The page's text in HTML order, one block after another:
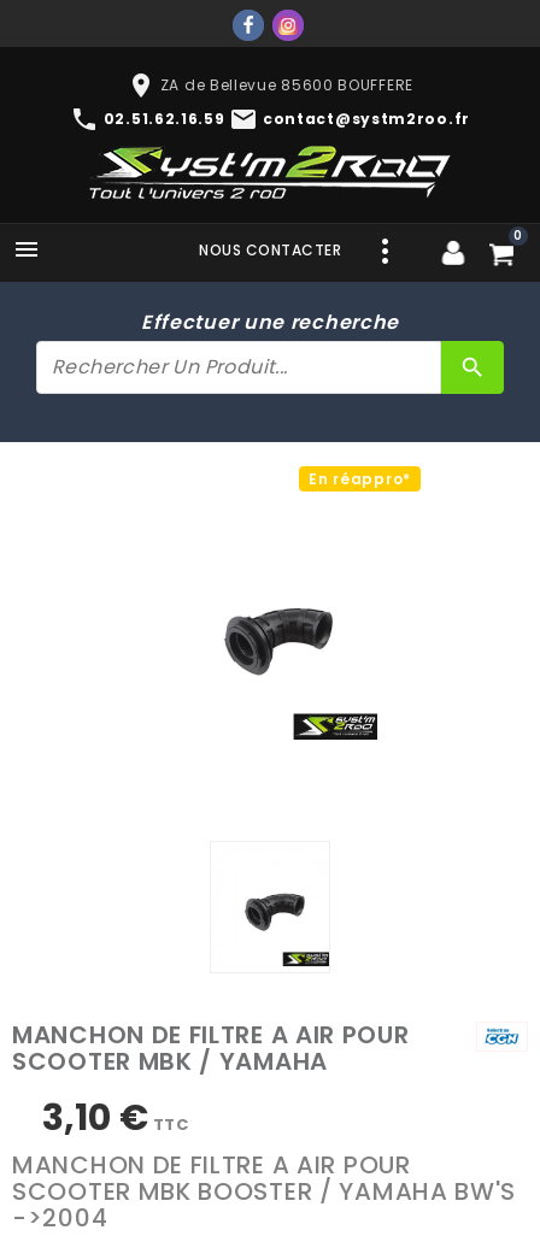
place ZA de Bellevue 85600 BOUFFERE
phone 02.51.62.16.59 mail contact@systm2roo.fr
 0
NOUS CONTACTER
Effectuer une recherche
search
En réappro*
MANCHON DE FILTRE A AIR POUR
SCOOTER MBK / YAMAHA
3,10 € TTC
MANCHON DE FILTRE A AIR POUR
SCOOTER MBK BOOSTER / YAMAHA BW'S
->2004